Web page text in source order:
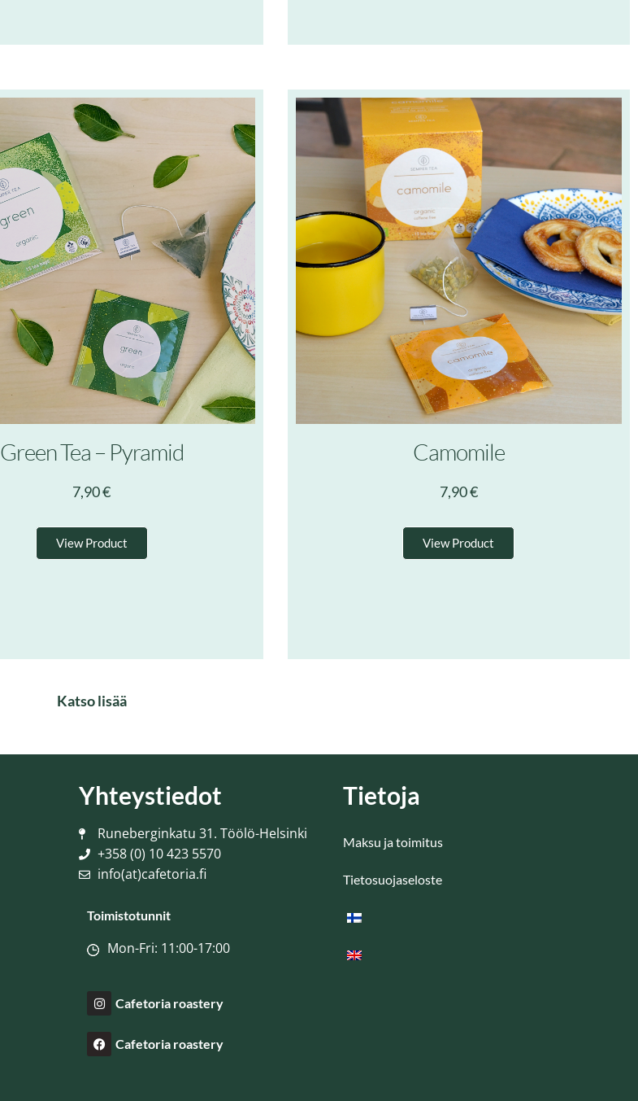
Green Tea – Pyramid
7,90€
View Product
Camomile
7,90€
View Product
Katso lisää
Yhteystiedot
Runeberginkatu 31. Töölö-Helsinki
+358 (0) 10 423 5570
info(at)cafetoria.fi
Toimistotunnit
Mon-Fri: 11:00-17:00
Cafetoria roastery
Cafetoria roastery
Tietoja
Maksu ja toimitus
Tietosuojaseloste